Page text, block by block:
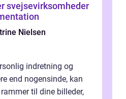
svejsevirksomheder
Nielsen
indretning og
end nogensinde, kan
til dine billeder,